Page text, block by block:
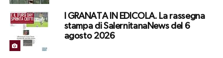
I GRANATA IN EDICOLA. La rassegna
stampa di SalernitanaNews del 6
agosto 2026